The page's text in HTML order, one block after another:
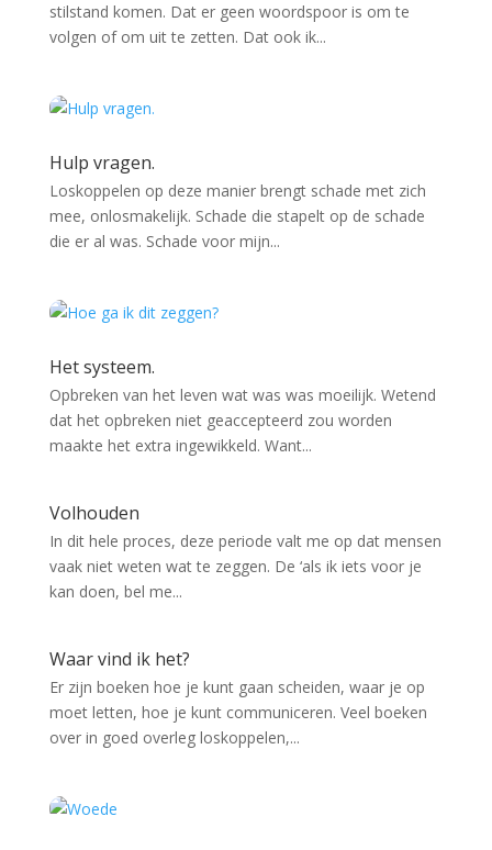
stilstand komen. Dat er geen woordspoor is om te
volgen of om uit te zetten. Dat ook ik...
Hulp vragen.
Loskoppelen op deze manier brengt schade met zich
mee, onlosmakelijk. Schade die stapelt op de schade
die er al was. Schade voor mijn...
Het systeem.
Opbreken van het leven wat was was moeilijk. Wetend
dat het opbreken niet geaccepteerd zou worden
maakte het extra ingewikkeld. Want...
Volhouden
In dit hele proces, deze periode valt me op dat mensen
vaak niet weten wat te zeggen. De ‘als ik iets voor je
kan doen, bel me...
Waar vind ik het?
Er zijn boeken hoe je kunt gaan scheiden, waar je op
moet letten, hoe je kunt communiceren. Veel boeken
over in goed overleg loskoppelen,...